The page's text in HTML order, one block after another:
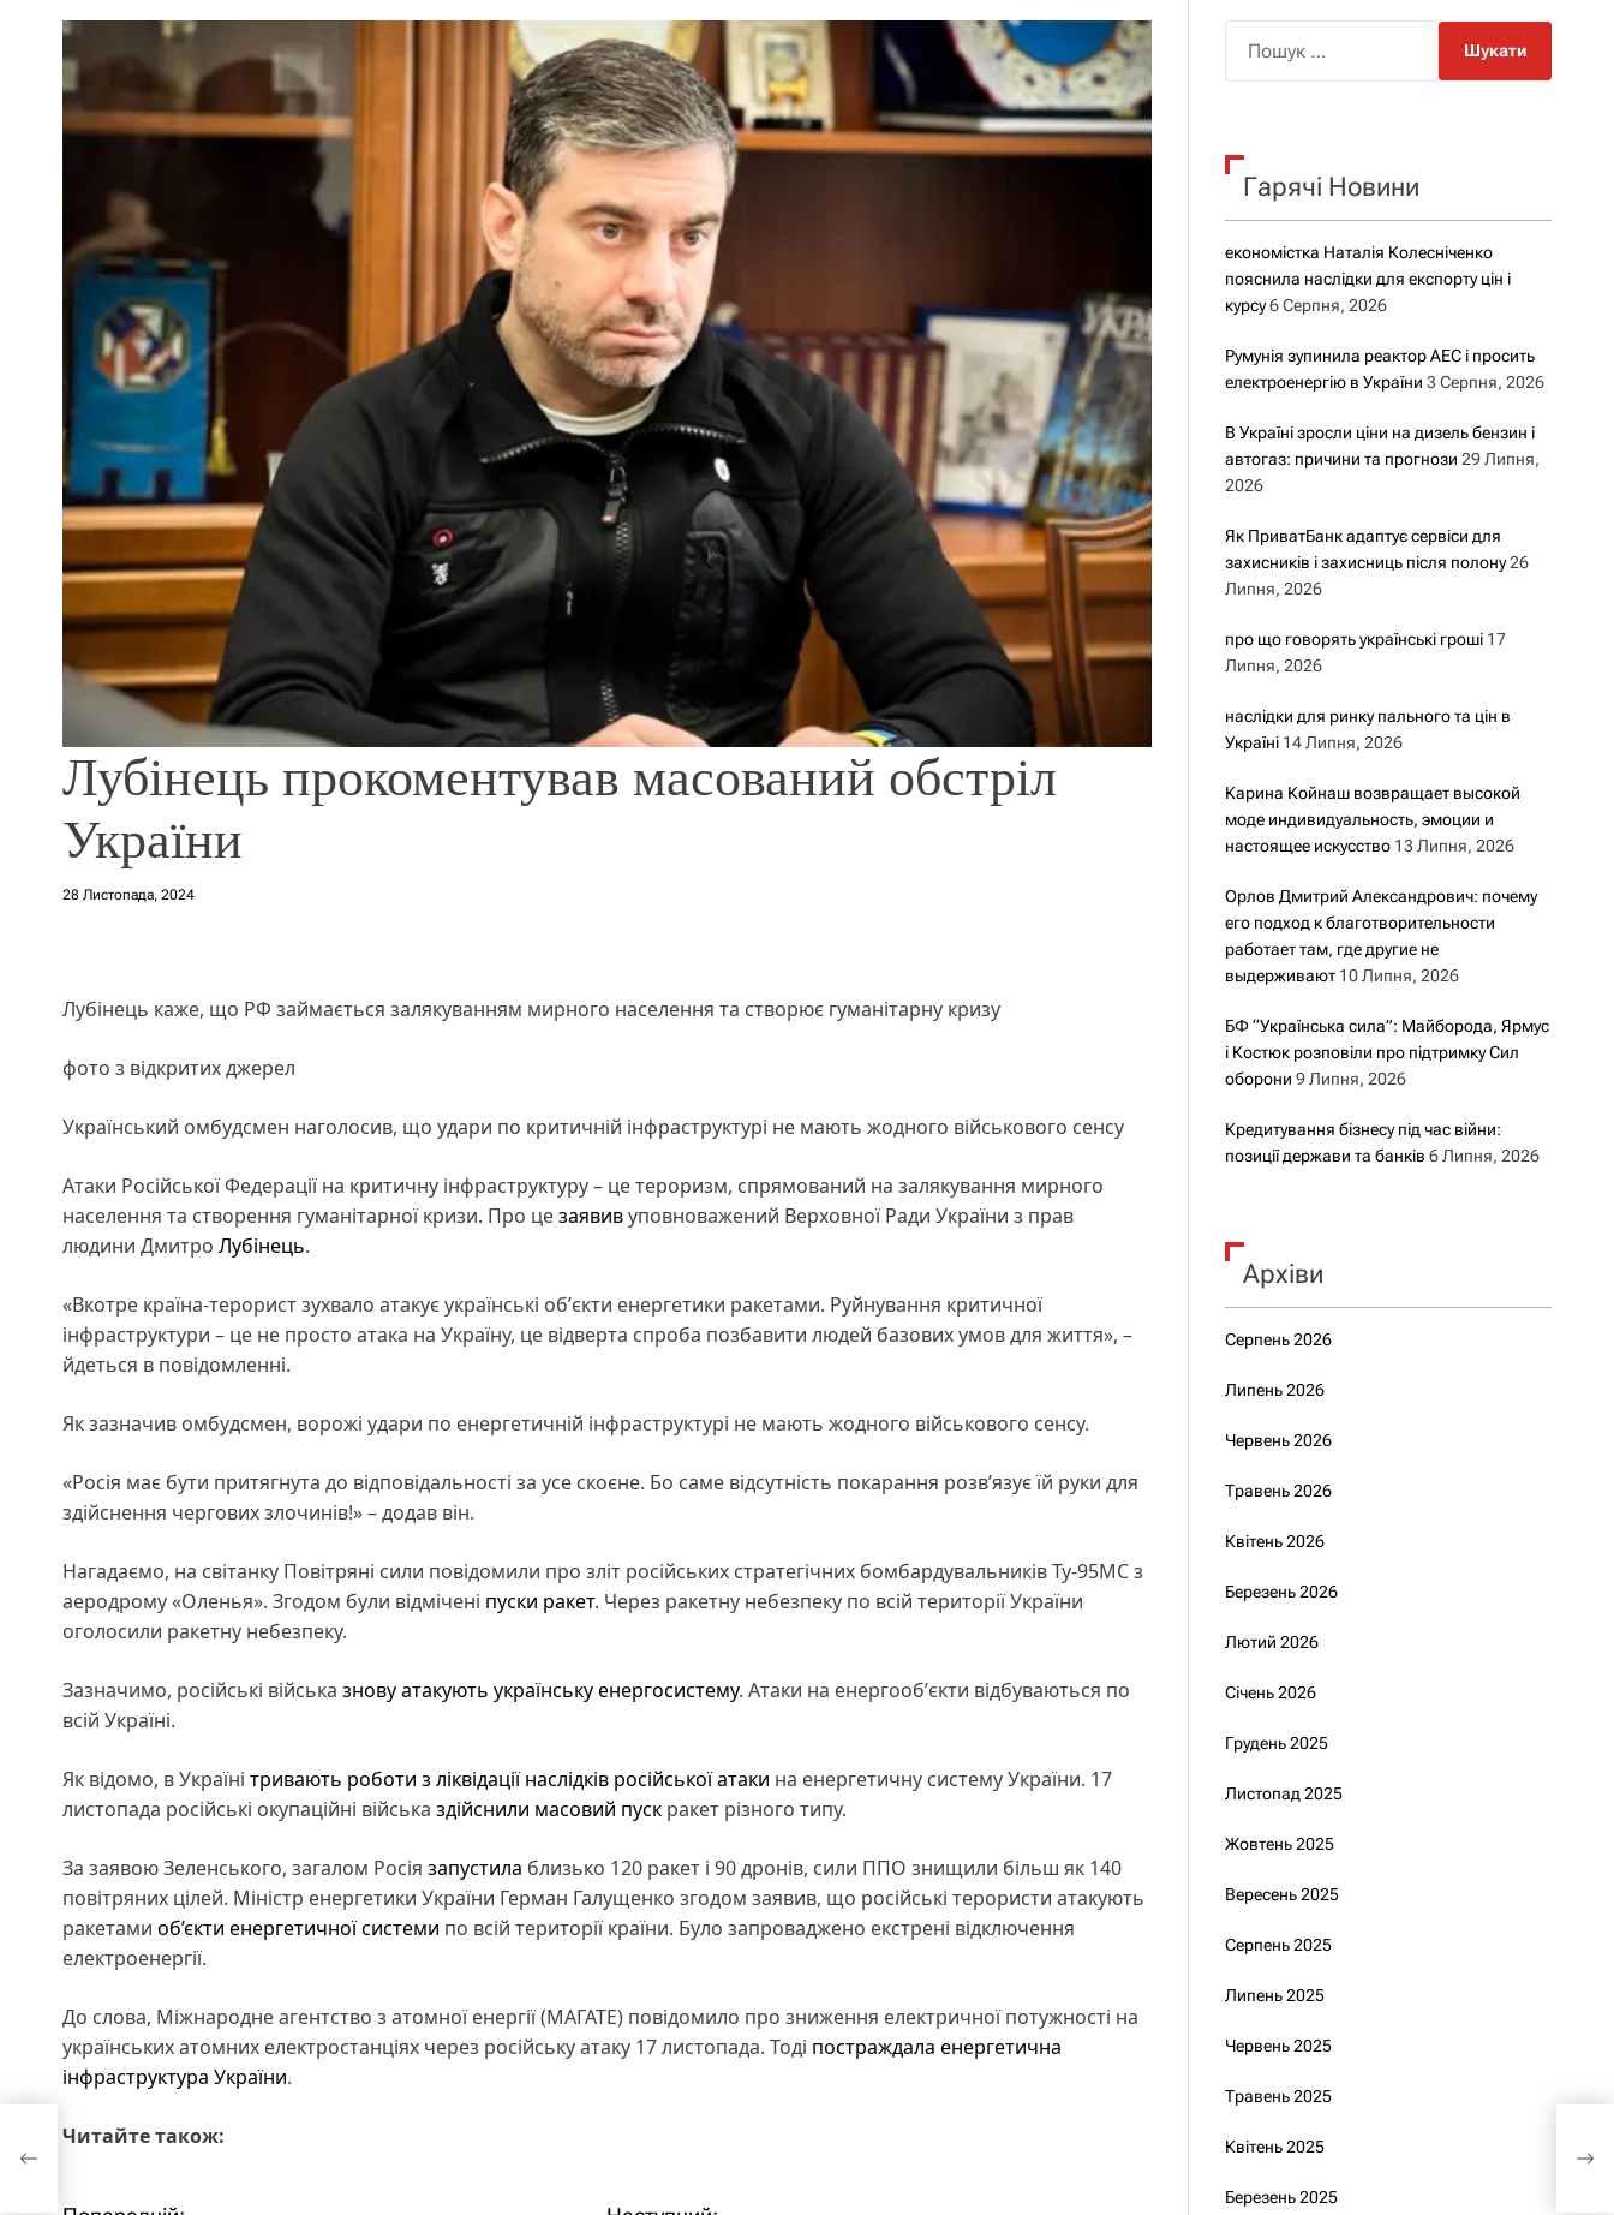
р
о
у
Лубінець прокоментував масований обстріл
України
28 Листопада, 2024
Лубінець каже, що РФ займається залякуванням мирного населення та створює гуманітарну кризу
фото з відкритих джерел
Український омбудсмен наголосив, що удари по критичній інфраструктурі не мають жодного військового сенсу
Атаки Російської Федерації на критичну інфраструктуру – це тероризм, спрямований на залякування мирного
населення та створення гуманітарної кризи. Про цезаявивуповноважений Верховної Ради України з прав
людини Дмитро Лубінець.
«Вкотре країна-терорист зухвало атакує українські обʼєкти енергетики ракетами. Руйнування критичної
інфраструктури – це не просто атака на Україну, це відверта спроба позбавити людей базових умов для життя», –
йдеться в повідомленні.
Як зазначив омбудсмен, ворожі удари по енергетичній інфраструктурі не мають жодного військового сенсу.
«Росія має бути притягнута до відповідальності за усе скоєне. Бо саме відсутність покарання розвʼязує їй руки для
здійснення чергових злочинів!» – додав він.
Нагадаємо, на світанку Повітряні сили повідомили про зліт російських стратегічних бомбардувальників Ту-95МС з
аеродрому «Оленья». Згодом були відмічені пуски ракет. Через ракетну небезпеку по всій території України
оголосили ракетну небезпеку.
Зазначимо, російські війська знову атакують українську енергосистему. Атаки на енергообʼєкти відбуваються по
всій Україні.
Як відомо, в Україні тривають роботи з ліквідації наслідків російської атаки на енергетичну систему України. 17
листопада російські окупаційні війська здійснили масовий пуск ракет різного типу.
За заявою Зеленського, загалом Росія запустила близько 120 ракет і 90 дронів, сили ППО знищили більш як 140
повітряних цілей. Міністр енергетики України Герман Галущенко згодом заявив, що російські терористи атакують
ракетами об’єкти енергетичної системи по всій території країни. Було запроваджено екстрені відключення
електроенергії.
До слова, Міжнародне агентство з атомної енергії (МАГАТЕ) повідомило про зниження електричної потужності на
українських атомних електростанціях через російську атаку 17 листопада. Тоді постраждала енергетична
інфраструктура України.
Читайте також:
к
Гарячі Новини
економістка Наталія Колесніченко
пояснила наслідки для експорту цін і
курсу 6 Серпня, 2026
Румунія зупинила реактор АЕС і просить
електроенергію в України 3 Серпня, 2026
В Україні зросли ціни на дизель бензин і
автогаз: причини та прогнози 29 Липня,
2026
Як ПриватБанк адаптує сервіси для
захисників і захисниць після полону 26
Липня, 2026
про що говорять українські гроші 17
Липня, 2026
наслідки для ринку пального та цін в
Україні 14 Липня, 2026
Карина Койнаш возвращает высокой
моде индивидуальность, эмоции и
настоящее искусство 13 Липня, 2026
Орлов Дмитрий Александрович: почему
его подход к благотворительности
работает там, где другие не
выдерживают 10 Липня, 2026
БФ “Українська сила”: Майборода, Ярмус
і Костюк розповіли про підтримку Сил
оборони 9 Липня, 2026
Кредитування бізнесу під час війни:
позиції держави та банків 6 Липня, 2026
Архіви
Серпень 2026
Липень 2026
Червень 2026
Травень 2026
Квітень 2026
Березень 2026
Лютий 2026
Січень 2026
Грудень 2025
Листопад 2025
Жовтень 2025
Вересень 2025
Серпень 2025
Липень 2025
Червень 2025
Травень 2025
Квітень 2025
Березень 2025